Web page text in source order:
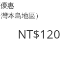
惠
本島地區）
NT$120